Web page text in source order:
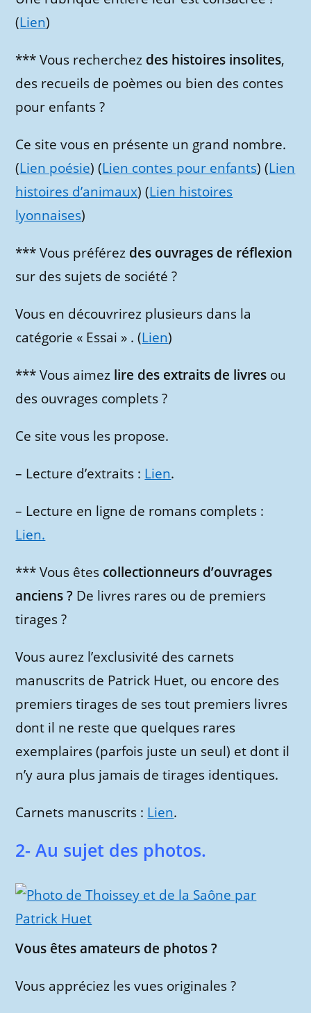
(Lien)
*** Vous recherchez des histoires insolites,
des recueils de poèmes ou bien des contes
pour enfants ?
Ce site vous en présente un grand nombre.
(Lien poésie) (Lien contes pour enfants) (Lien
histoires d’animaux) (Lien histoires
lyonnaises)
*** Vous préférez des ouvrages de réflexion
sur des sujets de société ?
Vous en découvrirez plusieurs dans la
catégorie « Essai » . (Lien)
*** Vous aimez lire des extraits de livres ou
des ouvrages complets ?
Ce site vous les propose.
– Lecture d’extraits : Lien.
– Lecture en ligne de romans complets :
Lien.
*** Vous êtes collectionneurs d’ouvrages
anciens ? De livres rares ou de premiers
tirages ?
Vous aurez l’exclusivité des carnets
manuscrits de Patrick Huet, ou encore des
premiers tirages de ses tout premiers livres
dont il ne reste que quelques rares
exemplaires (parfois juste un seul) et dont il
n’y aura plus jamais de tirages identiques.
Carnets manuscrits : Lien.
2- Au sujet des photos.
Vous êtes amateurs de photos ?
Vous appréciez les vues originales ?